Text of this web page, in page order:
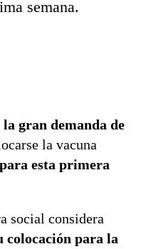
semana.
la gran demanda de
la vacuna
esta primera
social considera
colocación para la